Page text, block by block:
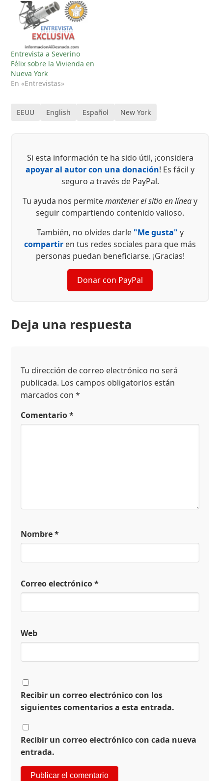
Entrevista a Severino
Félix sobre la Vivienda en
Nueva York
En «Entrevistas»
EEUU English Español New York
Si esta información te ha sido útil, ¡considera
apoyar al autor con una donación! Es fácil y
seguro a través de PayPal.
Tu ayuda nos permitemantener el sitio en líneay
seguir compartiendo contenido valioso.
También, no olvides darle "Me gusta" y
compartir en tus redes sociales para que más
personas puedan beneficiarse. ¡Gracias!
Donar con PayPal
Deja una respuesta
Tu dirección de correo electrónico no será
publicada. Los campos obligatorios están
marcados con*
Comentario*
Nombre*
Correo electrónico*
Web
Recibir un correo electrónico con los
siguientes comentarios a esta entrada.
Recibir un correo electrónico con cada nueva
entrada.